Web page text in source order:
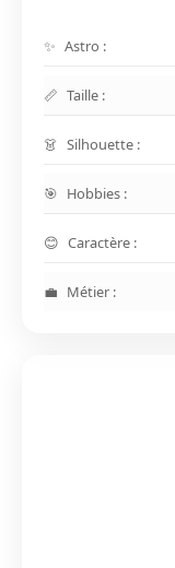
Astro :
Taille :
Silhouette :
Hobbies :
Caractère :
Métier :